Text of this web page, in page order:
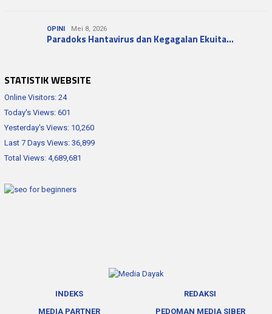
OPINI Mei 8, 2026
Paradoks Hantavirus dan Kegagalan Ekuita…
STATISTIK WEBSITE
Online Visitors: 24
Today's Views: 601
Yesterday's Views: 10,260
Last 7 Days Views: 36,899
Total Views: 4,689,681
INDEKS
REDAKSI
MEDIA PARTNER
PEDOMAN MEDIA SIBER